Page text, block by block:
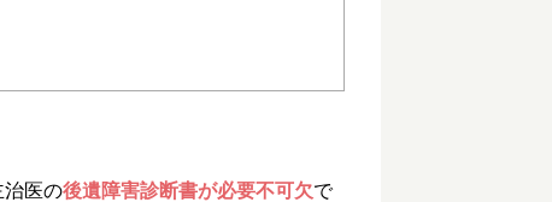
治医の後遺障害診断書が必要不可欠で